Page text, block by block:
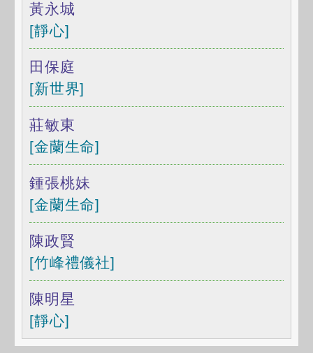
黃永城
[靜心]
田保庭
[新世界]
莊敏東
[金蘭生命]
鍾張桃妹
[金蘭生命]
陳政賢
[竹峰禮儀社]
陳明星
[靜心]